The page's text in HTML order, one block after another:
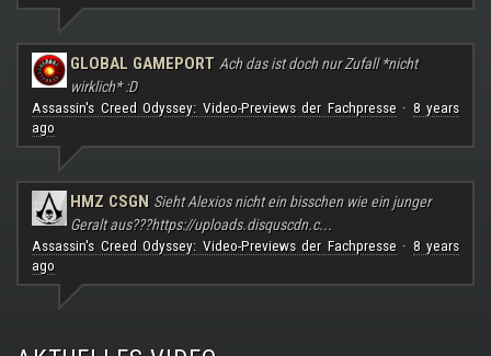
GLOBAL GAMEPORT Ach das ist doch nur Zufall *nicht
wirklich* :D
Assassin's Creed Odyssey: Video-Previews der Fachpresse· 8 years
ago
HMZ CSGN Sieht Alexios nicht ein bisschen wie ein junger
Geralt aus???https://uploads.disquscdn.c...
Assassin's Creed Odyssey: Video-Previews der Fachpresse· 8 years
ago